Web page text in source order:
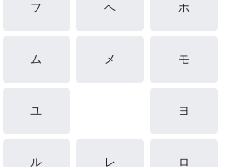
フ ヘ ホ
ム メ モ
ユ ヨ
ル レ ロ